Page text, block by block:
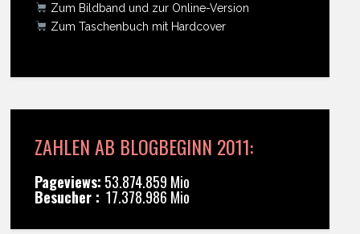
Zum Bildband und zur Online-Version
Zum Taschenbuch mit Hardcover
ZAHLEN AB BLOGBEGINN 2011:
Pageviews: 53.874.859 Mio
Besucher : 17.378.986 Mio